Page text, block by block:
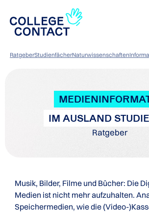
RatgeberStudienfächerNaturwissenschaften
IM AUSLAND
Ratgeber
Musik, Bilder, Filme und Bücher: Die
Medien ist nicht mehr aufzuhalten.
Speichermedien, wie die (Video-